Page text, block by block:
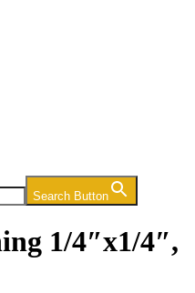
Search Button
1/4″x1/4″,